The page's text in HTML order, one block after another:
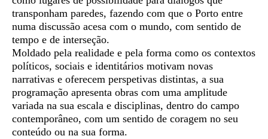
transponham paredes, fazendo com que o Porto entre
numa discussão acesa com o mundo, com sentido de
tempo e de interseção.
Moldado pela realidade e pela forma como os contextos
políticos, sociais e identitários motivam novas
narrativas e oferecem perspetivas distintas, a sua
programação apresenta obras com uma amplitude
variada na sua escala e disciplinas, dentro do campo
contemporâneo, com um sentido de coragem no seu
conteúdo ou na sua forma.